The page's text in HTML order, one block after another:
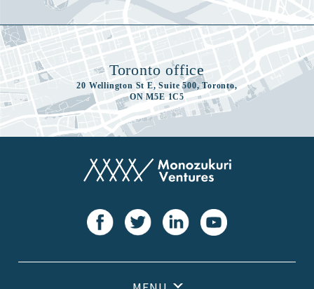
Toronto office
20 Wellington St E, Suite 500, Toronto,
ON M5E 1C5